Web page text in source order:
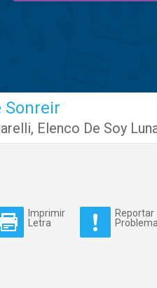
Sonreir
, Elenco De Soy
Imprimir
Letra
Reportar
Problema